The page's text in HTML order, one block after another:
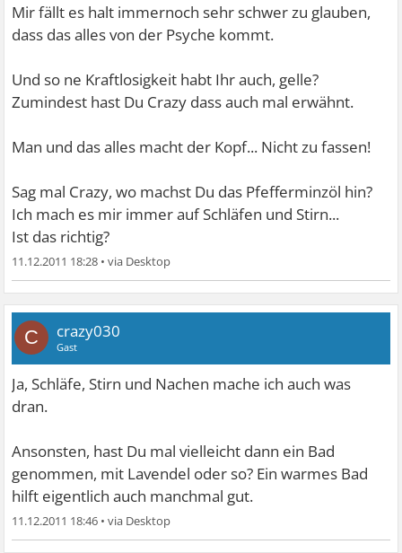
Mir fällt es halt immernoch sehr schwer zu glauben,
dass das alles von der Psyche kommt.
Und so ne Kraftlosigkeit habt Ihr auch, gelle?
Zumindest hast Du Crazy dass auch mal erwähnt.
Man und das alles macht der Kopf... Nicht zu fassen!
Sag mal Crazy, wo machst Du das Pfefferminzöl hin?
Ich mach es mir immer auf Schläfen und Stirn...
Ist das richtig?
11.12.2011 18:28 •
C crazy030
Gast
Ja, Schläfe, Stirn und Nachen mache ich auch was
dran.
Ansonsten, hast Du mal vielleicht dann ein Bad
genommen, mit Lavendel oder so? Ein warmes Bad
hilft eigentlich auch manchmal gut.
11.12.2011 18:46 •